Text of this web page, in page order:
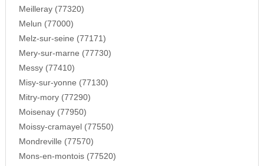
Meilleray (77320)
Melun (77000)
Melz-sur-seine (77171)
Mery-sur-marne (77730)
Messy (77410)
Misy-sur-yonne (77130)
Mitry-mory (77290)
Moisenay (77950)
Moissy-cramayel (77550)
Mondreville (77570)
Mons-en-montois (77520)